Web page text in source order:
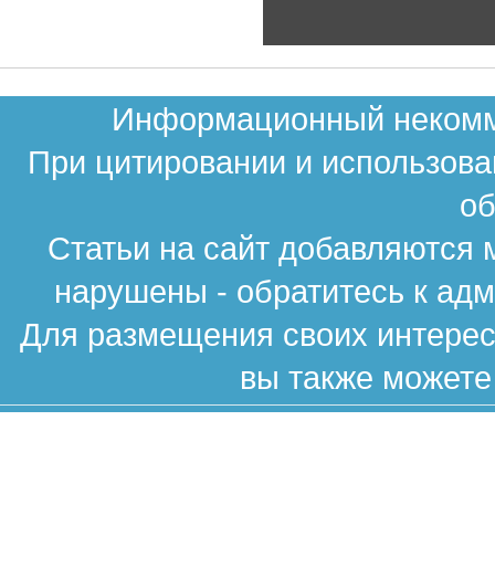
Информационный
При цитировании и
Статьи на сайт
нарушены - обратитесь к
Для размещения своих
вы также